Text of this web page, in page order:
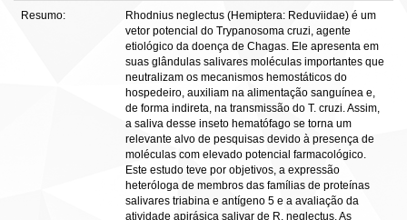
Resumo:
Rhodnius neglectus (Hemiptera: Reduviidae) é um
vetor potencial do Trypanosoma cruzi, agente
etiológico da doença de Chagas. Ele apresenta em
suas glândulas salivares moléculas importantes que
neutralizam os mecanismos hemostáticos do
hospedeiro, auxiliam na alimentação sanguínea e,
de forma indireta, na transmissão do T. cruzi. Assim,
a saliva desse inseto hematófago se torna um
relevante alvo de pesquisas devido à presença de
moléculas com elevado potencial farmacológico.
Este estudo teve por objetivos, a expressão
heteróloga de membros das famílias de proteínas
salivares triabina e antígeno 5 e a avaliação da
atividade apirásica salivar de R. neglectus. As